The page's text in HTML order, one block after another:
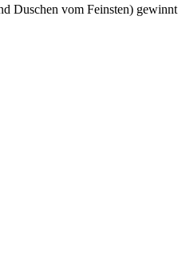
Duschen vom Feinsten)